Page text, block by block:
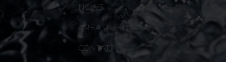
NEWS
AREA RISERVATA
CONTATTI